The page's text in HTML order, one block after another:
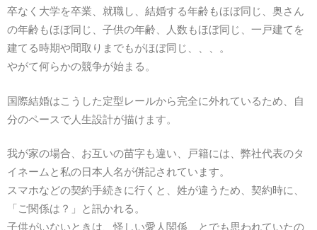
卒なく大学を卒業、就職し、結婚する年齢もほぼ同じ、奥さん
の年齢もほぼ同じ、子供の年齢、人数もほぼ同じ、一戸建てを
建てる時期や間取りまでもがほぼ同じ、、、。
やがて何らかの競争が始まる。
国際結婚はこうした定型レールから完全に外れているため、自
分のペースで人生設計が描けます。
我が家の場合、お互いの苗字も違い、戸籍には、弊社代表のタ
イネームと私の日本人名が併記されています。
スマホなどの契約手続きに行くと、姓が違うため、契約時に、
「ご関係は？」と訊かれる。
子供がいないときは、怪しい愛人関係、とでも思われていたの